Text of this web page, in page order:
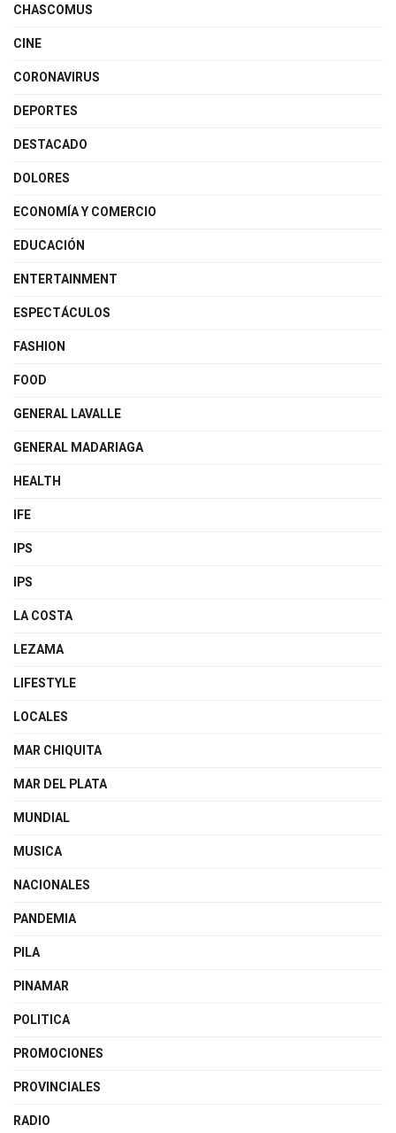
CHASCOMUS
CINE
CORONAVIRUS
DEPORTES
DESTACADO
DOLORES
ECONOMÍA Y COMERCIO
EDUCACIÓN
ENTERTAINMENT
ESPECTÁCULOS
FASHION
FOOD
GENERAL LAVALLE
GENERAL MADARIAGA
HEALTH
IFE
IPS
IPS
LA COSTA
LEZAMA
LIFESTYLE
LOCALES
MAR CHIQUITA
MAR DEL PLATA
MUNDIAL
MUSICA
NACIONALES
PANDEMIA
PILA
PINAMAR
POLITICA
PROMOCIONES
PROVINCIALES
RADIO